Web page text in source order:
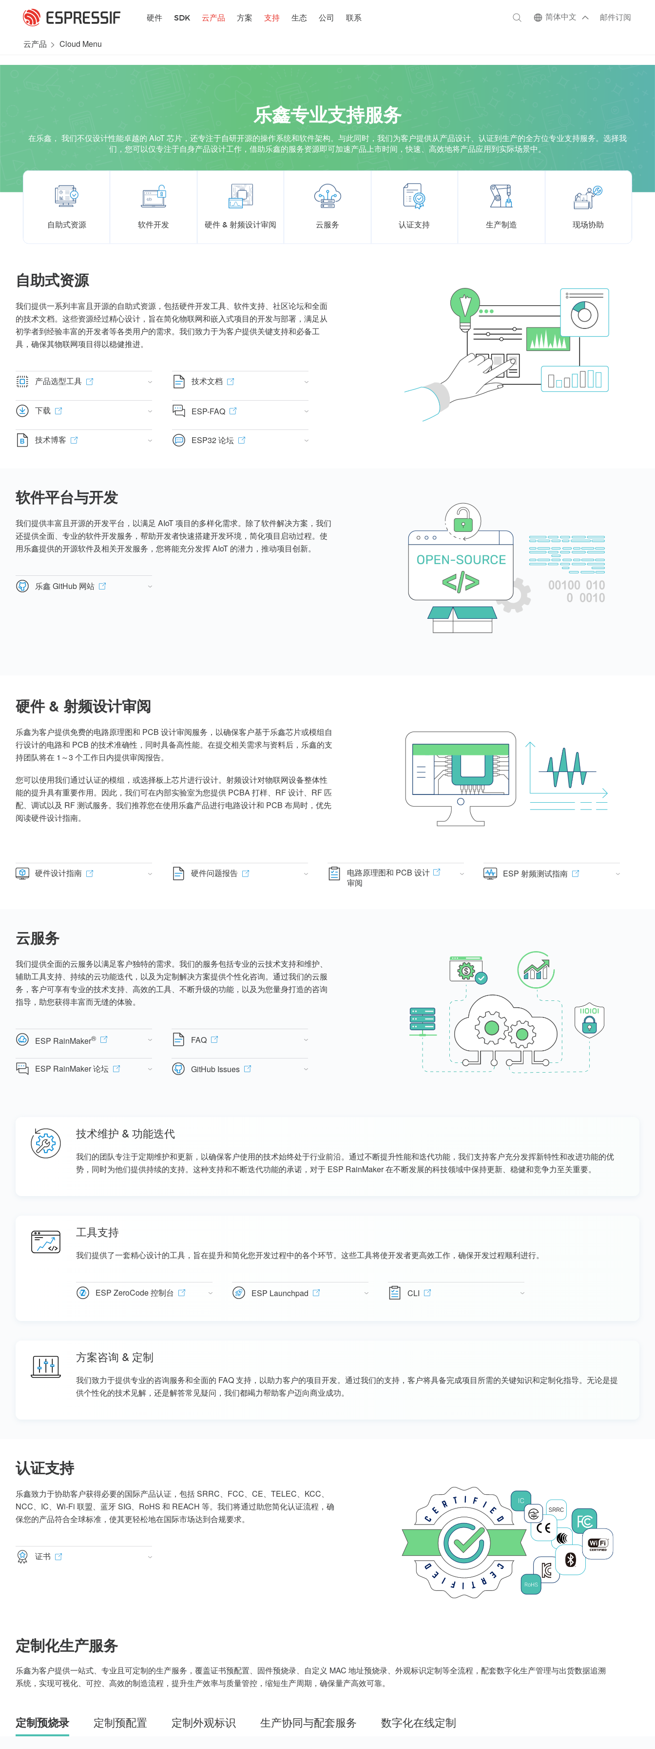
硬件
SDK 云产品 方案 支持 生态 公司 联系 简体中文 邮件订阅
云产品 Cloud Menu
乐鑫专业支持服务
在乐鑫， 我们不仅设计性能卓越的 AIoT 芯片，还专注于自研开源的操作系统和软件架构。与此同时，我们为客户提供从产品设计、认证到生产的全方位专业支持服务。选择我
们，您可以仅专注于自身产品设计工作，借助乐鑫的服务资源即可加速产品上市时间，快速、高效地将产品应用到实际场景中。
自助式资源 软件开发 硬件 & 射频设计审阅 云服务 认证支持 生产制造 现场协助
自助式资源
我们提供一系列丰富且开源的自助式资源，包括硬件开发工具、软件支持、社区论坛和全面
的技术文档。这些资源经过精心设计，旨在简化物联网和嵌入式项目的开发与部署，满足从
初学者到经验丰富的开发者等各类用户的需求。我们致力于为客户提供关键支持和必备工
具，确保其物联网项目得以稳健推进。
产品选型工具 技术文档
下载 ESP-FAQ
技术博客 ESP32 论坛
软件平台与开发
我们提供丰富且开源的开发平台，以满足 AIoT 项目的多样化需求。除了软件解决方案，我们
还提供全面、专业的软件开发服务，帮助开发者快速搭建开发环境，简化项目启动过程。使
用乐鑫提供的开源软件及相关开发服务，您将能充分发挥 AIoT 的潜力，推动项目创新。
乐鑫 GitHub 网站
硬件 & 射频设计审阅
乐鑫为客户提供免费的电路原理图和 PCB 设计审阅服务，以确保客户基于乐鑫芯片或模组自
行设计的电路和 PCB 的技术准确性，同时具备高性能。在提交相关需求与资料后，乐鑫的支
持团队将在 1～3 个工作日内提供审阅报告。
您可以使用我们通过认证的模组，或选择板上芯片进行设计。射频设计对物联网设备整体性
能的提升具有重要作用。因此，我们可在内部实验室为您提供 PCBA 打样、RF 设计、RF 匹
配、调试以及 RF 测试服务。我们推荐您在使用乐鑫产品进行电路设计和 PCB 布局时，优先
阅读硬件设计指南。
硬件设计指南 硬件问题报告
电路原理图和 PCB 设计
审阅
ESP 射频测试指南
云服务
我们提供全面的云服务以满足客户独特的需求。我们的服务包括专业的云技术支持和维护、
辅助工具支持、持续的云功能迭代，以及为定制解决方案提供个性化咨询。通过我们的云服
务，客户可享有专业的技术支持、高效的工具、不断升级的功能，以及为您量身打造的咨询
指导，助您获得丰富而无缝的体验。
ESP RainMaker® FAQ
ESP RainMaker 论坛 GitHub Issues
技术维护 & 功能迭代
我们的团队专注于定期维护和更新，以确保客户使用的技术始终处于行业前沿。通过不断提升性能和迭代功能，我们支持客户充分发挥新特性和改进功能的优
势，同时为他们提供持续的支持。这种支持和不断迭代功能的承诺，对于 ESP RainMaker 在不断发展的科技领域中保持更新、稳健和竞争力至关重要。
工具支持
我们提供了一套精心设计的工具，旨在提升和简化您开发过程中的各个环节。这些工具将使开发者更高效工作，确保开发过程顺利进行。
ESP ZeroCode 控制台 ESP Launchpad CLI
方案咨询 & 定制
我们致力于提供专业的咨询服务和全面的 FAQ 支持，以助力客户的项目开发。通过我们的支持，客户将具备完成项目所需的关键知识和定制化指导。无论是提
供个性化的技术见解，还是解答常见疑问，我们都竭力帮助客户迈向商业成功。
认证支持
乐鑫致力于协助客户获得必要的国际产品认证，包括 SRRC、FCC、CE、TELEC、KCC、
NCC、IC、Wi-Fi 联盟、蓝牙 SIG、RoHS 和 REACH 等。我们将通过助您简化认证流程，确
保您的产品符合全球标准，使其更轻松地在国际市场达到合规要求。
证书
定制化生产服务
乐鑫为客户提供一站式、专业且可定制的生产服务，覆盖证书预配置、固件预烧录、自定义 MAC 地址预烧录、外观标识定制等全流程，配套数字化生产管理与出货数据追溯
系统，实现可视化、可控、高效的制造流程，提升生产效率与质量管控，缩短生产周期，确保量产高效可靠。
定制预烧录 定制预配置 定制外观标识 生产协同与配套服务 数字化在线定制